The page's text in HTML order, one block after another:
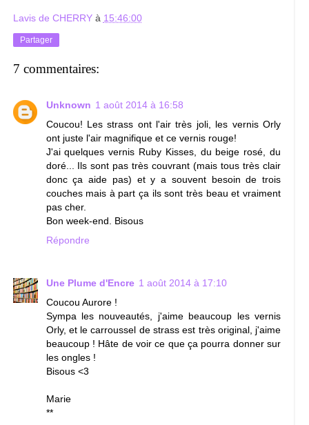
Lavis de CHERRY à 15:46:00
Partager
7 commentaires:
Unknown 1 août 2014 à 16:58
Coucou! Les strass ont l'air très joli, les vernis Orly
ont juste l'air magnifique et ce vernis rouge!
J'ai quelques vernis Ruby Kisses, du beige rosé, du
doré... Ils sont pas très couvrant (mais tous très clair
donc ça aide pas) et y a souvent besoin de trois
couches mais à part ça ils sont très beau et vraiment
pas cher.
Bon week-end. Bisous
Répondre
Une Plume d'Encre 1 août 2014 à 17:10
Coucou Aurore !
Sympa les nouveautés, j'aime beaucoup les vernis
Orly, et le carroussel de strass est très original, j'aime
beaucoup ! Hâte de voir ce que ça pourra donner sur
les ongles !
Bisous <3
Marie
**